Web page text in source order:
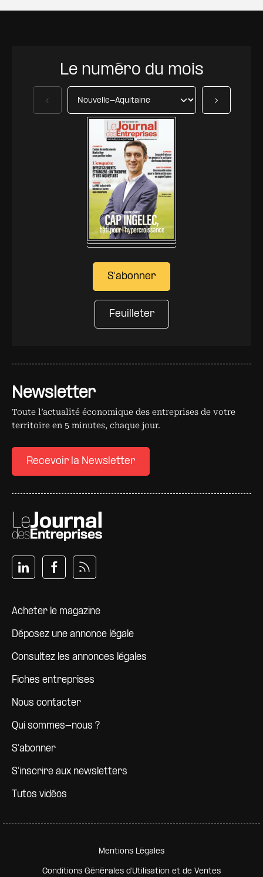
Newsletter
Toute l’actualité économique des entreprises de votre
territoire en 5 minutes, chaque jour.
Recevoir la Newsletter
Pied de page
Acheter le magazine
Déposez une annonce légale
Consultez les annonces légales
Fiches entreprises
Nous contacter
Qui sommes-nous ?
S'abonner
S'inscrire aux newsletters
Tutos vidéos
Le numéro du mois
S'abonner
Feuilleter
Précédent Suivant
Pied de page secondaire
Mentions Légales
Conditions Générales d'Utilisation et de Ventes